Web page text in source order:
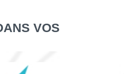
VOS